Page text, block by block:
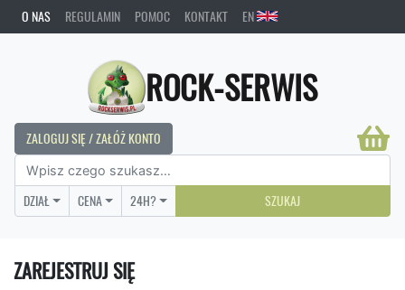
O NAS REGULAMIN POMOC KONTAKT EN
ROCK-SERWIS
ZALOGUJ SIĘ / ZAŁÓŻ KONTO
DZIAŁ CENA 24H? SZUKAJ
ZAREJESTRUJ SIĘ